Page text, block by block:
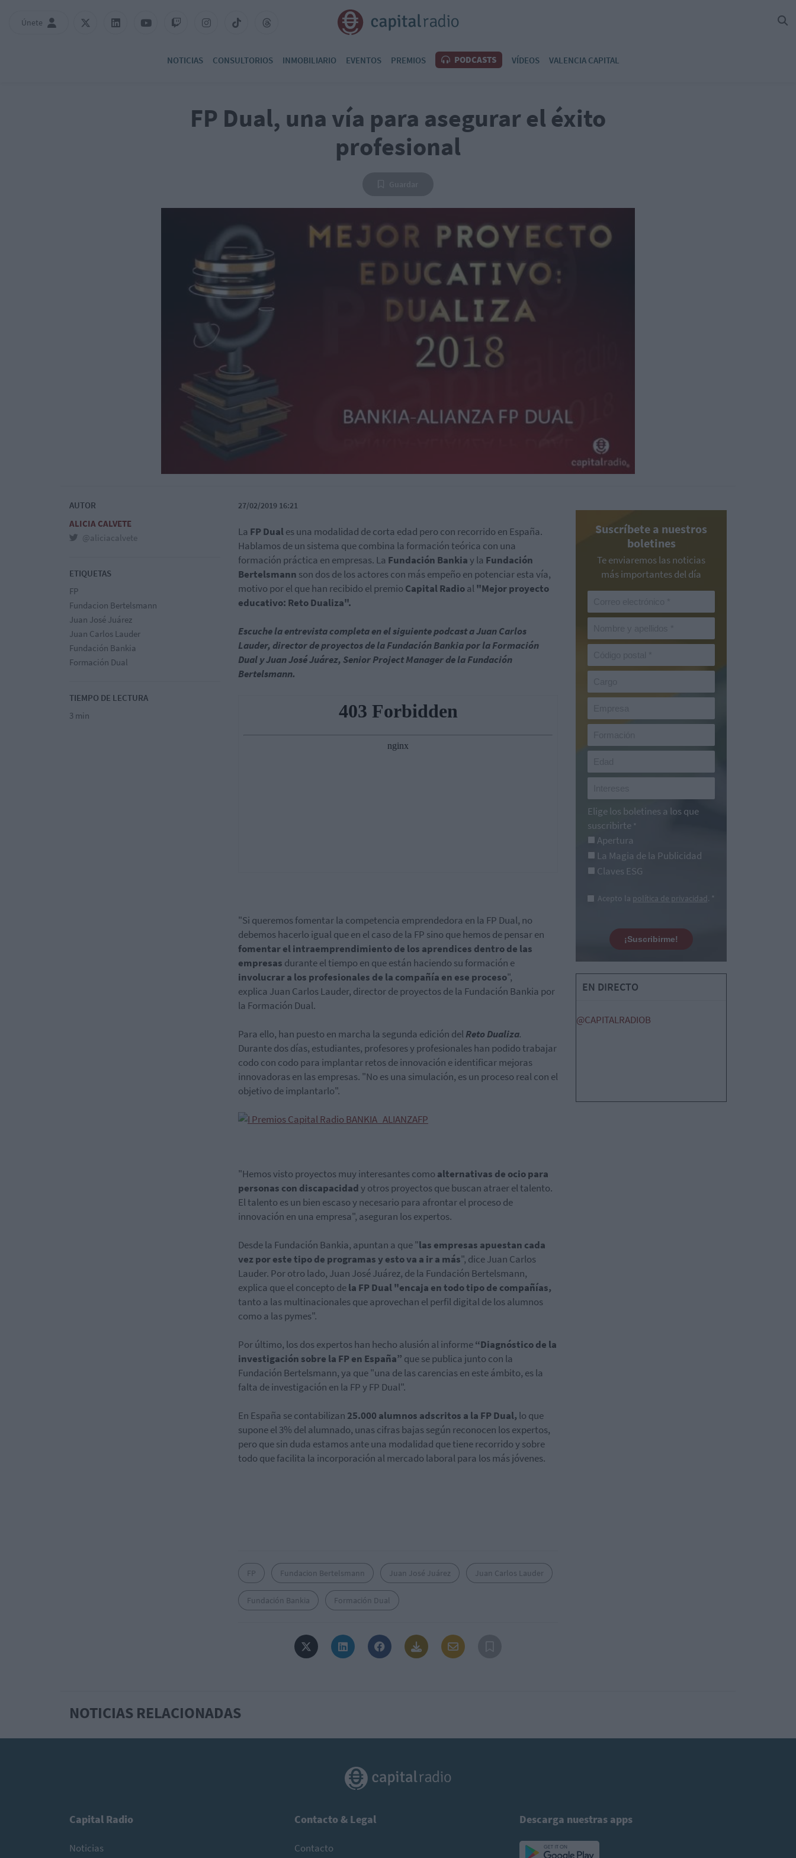
Únete
NOTICIAS CONSULTORIOS INMOBILIARIO EVENTOS PREMIOS PODCASTS VÍDEOS VALENCIA CAPITAL
FP Dual, una vía para asegurar el éxito
profesional
AUTOR
ALICIA CALVETE
@aliciacalvete
ETIQUETAS
FP
Fundacion Bertelsmann
Juan José Juárez
Juan Carlos Lauder
Fundación Bankia
Formación Dual
TIEMPO DE LECTURA
3 min
27/02/2019 16:21
La FP Duales una modalidad de corta edad pero con recorrido en España.
Hablamos de un sistema que combina la formación teórica con una
formación práctica en empresas. La Fundación Bankiay la Fundación
Bertelsmann son dos de los actores con más empeño en potenciar esta vía,
motivo por el que han recibido el premio Capital Radioal"Mejor proyecto
educativo: Reto Dualiza".
Escuche la entrevista completa en el siguiente podcast a Juan Carlos
Lauder, director de proyectos de la Fundación Bankia por la Formación
Dual y Juan José Juárez, Senior Project Manager de la Fundación
Bertelsmann.
"Si queremos fomentar la competencia emprendedora en la FP Dual, no
debemos hacerlo igual que en el caso de la FP sino que hemos de pensar en
fomentar el intraemprendimiento de los aprendices dentro de las
empresas durante el tiempo en que están haciendo su formación e
involucrar a los profesionales de la compañía en ese proceso",
explica Juan Carlos Lauder, director de proyectos de la Fundación Bankia por
la Formación Dual.
Para ello, han puesto en marcha la segunda edición delReto Dualiza.
Durantedos días, estudiantes, profesores y profesionales han podido trabajar
codo con codo para implantar retos de innovación e identificar mejoras
innovadoras en las empresas. "No es una simulación, es un proceso real con el
objetivo de implantarlo".
"Hemos visto proyectos muy interesantes como alternativas de ocio para
personas con discapacidady otros proyectos que buscan atraer el talento.
El talento es un bien escaso y necesario para afrontar el proceso de
innovación en una empresa", aseguran los expertos.
Desde la Fundación Bankia, apuntan a que "las empresas apuestan cada
vez por este tipo de programas y esto va a ir a más", dice Juan Carlos
Lauder. Por otro lado, Juan José Juárez, de la Fundación Bertelsmann,
explica que el concepto dela FP Dual "encaja en todo tipo de compañías,
tanto a las multinacionales que aprovechan el perfil digital de los alumnos
como a las pymes".
Por último, los dos expertos han hecho alusión al informe“Diagnóstico de la
investigación sobre la FP en España” que se publica junto con la
Fundación Bertelsmann, ya que "una de las carencias en este ámbito, es la
falta de investigación en la FP y FP Dual".
En España se contabilizan 25.000 alumnos adscritos a la FP Dual, lo que
supone el 3% del alumnado, unas cifras bajas según reconocen los expertos,
pero que sin duda estamos ante una modalidad que tiene recorrido y sobre
todo que facilita la incorporación al mercado laboral para los más jóvenes.
FP Fundacion Bertelsmann Juan José Juárez Juan Carlos Lauder
Fundación Bankia Formación Dual
Suscríbete a nuestros
boletines
Te enviaremos las noticias
más importantes del día
Elige los boletines a los que
suscribirte *
Apertura
La Magia de la Publicidad
Claves ESG
Acepto la política de privacidad. *
¡Suscribirme!
EN DIRECTO
@CAPITALRADIOB
NOTICIAS RELACIONADAS
Capital Radio
Noticias
Contacto & Legal
Contacto
Descarga nuestras apps